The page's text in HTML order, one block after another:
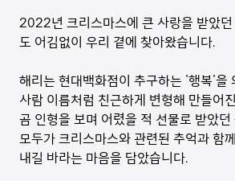
2022년 크리스마스에 큰 사랑을 받았
도 어김없이 우리 곁에 찾아왔습니다.
해리는 현대백화점이 추구하는 '행복'을
사람 이름처럼 친근하게 변형해 만들어
곰 인형을 보며 어렸을 적 선물로 받았
모두가 크리스마스와 관련된 추억과 함
내길 바라는 마음을 담았습니다.